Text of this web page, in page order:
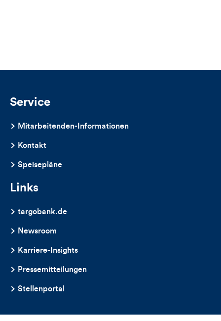
Service
Mitarbeitenden-Informationen
Kontakt
Speisepläne
Links
targobank.de
Newsroom
Karriere-Insights
Pressemitteilungen
Stellenportal